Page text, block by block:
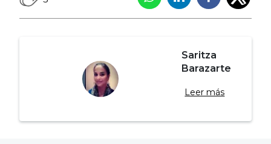
Saritza
Barazarte
Leer más